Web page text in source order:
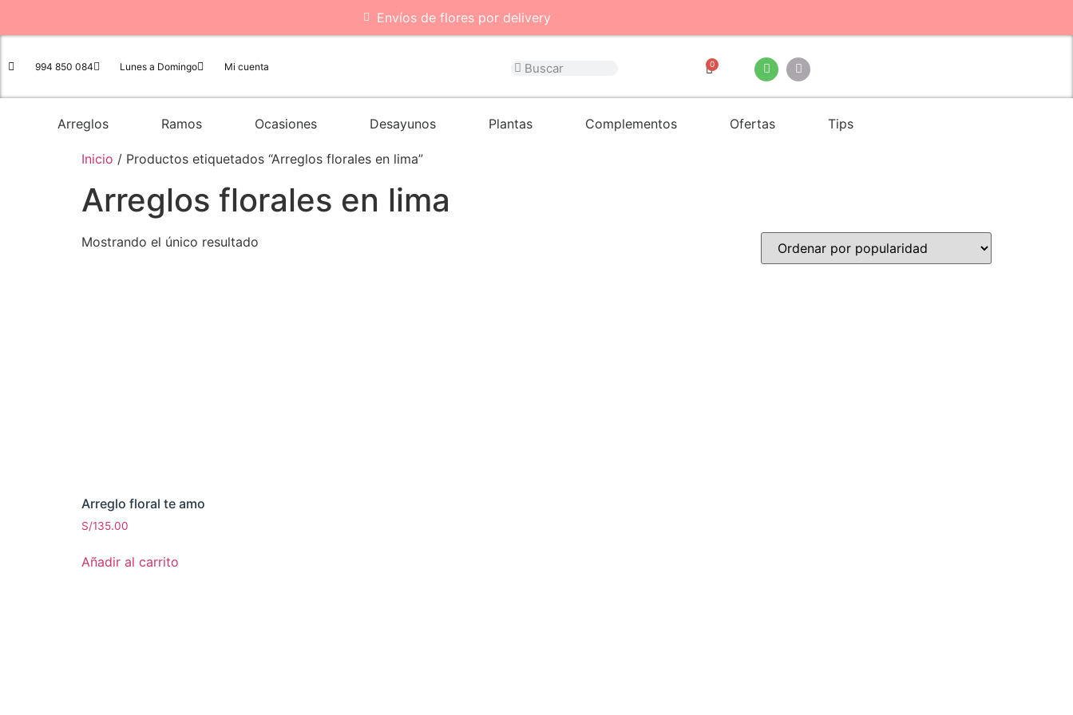
Envíos de flores por delivery
994 850 084 Lunes a Domingo Mi cuenta 0
Arreglos Ramos Ocasiones Desayunos Plantas Complementos Ofertas Tips
Inicio / Productos etiquetados “Arreglos florales en lima”
Arreglos florales en lima
Mostrando el único resultado
Arreglo floral te amo
S/135.00
Añadir al carrito